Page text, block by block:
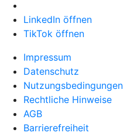
LinkedIn öffnen
TikTok öffnen
Impressum
Datenschutz
Nutzungsbedingungen
Rechtliche Hinweise
AGB
Barrierefreiheit